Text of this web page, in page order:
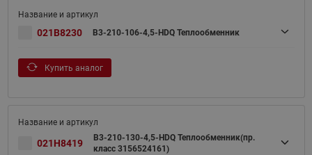
021B8230 B3-210-106-4,5-HDQ Теплообменник
Купить аналог
021H8419
B3-210-130-4,5-HDQ Теплообменник(пр.
класс 3156524161)